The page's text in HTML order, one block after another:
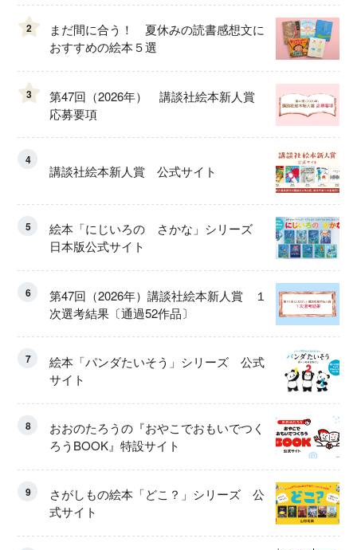
2
まだ間に合う！ 夏休みの読書感想文に
おすすめの絵本５選
3
第47回（2026年） 講談社絵本新人賞
応募要項
4
講談社絵本新人賞 公式サイト
5
絵本「にじいろの さかな」シリーズ
日本版公式サイト
6
第47回（2026年）講談社絵本新人賞 １
次選考結果〔通過52作品〕
7
絵本「パンダたいそう」シリーズ 公式
サイト
8
おおのたろうの『おやこでおもいでつく
ろうBOOK』特設サイト
9
さがしもの絵本「どこ？」シリーズ 公
式サイト